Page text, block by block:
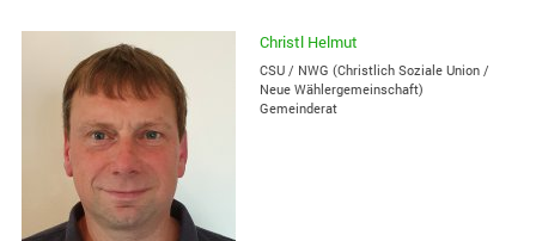
Christl Helmut
CSU / NWG (Christlich Soziale Union /
Neue Wählergemeinschaft)
Gemeinderat